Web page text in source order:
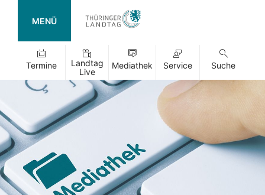
MENÜ
Termine
Landtag
Live
Mediathek Service Suche